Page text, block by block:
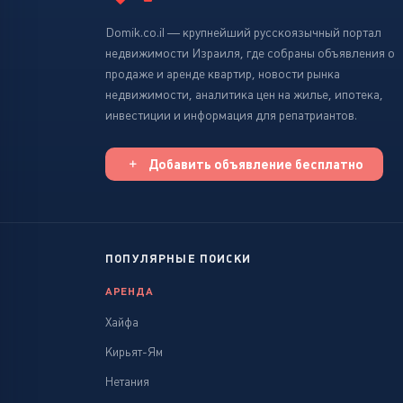
Domik.co.il — крупнейший русскоязычный портал
недвижимости Израиля, где собраны объявления о
продаже и аренде квартир, новости рынка
недвижимости, аналитика цен на жилье, ипотека,
инвестиции и информация для репатриантов.
Добавить объявление бесплатно
ПОПУЛЯРНЫЕ ПОИСКИ
АРЕНДА
Хайфа
Кирьят-Ям
Нетания